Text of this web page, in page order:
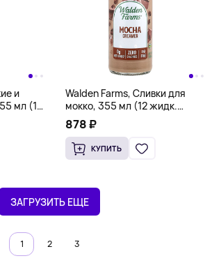
и
мл (12
Walden Farms, Сливки для
мокко, 355 мл (12 жидк.
Унций)
878 ₽
КУПИТЬ
ЗАГРУЗИТЬ ЕЩЕ
1 2 3